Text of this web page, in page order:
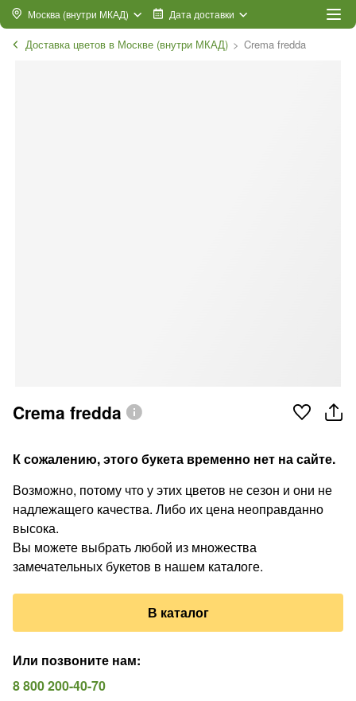
Москва (внутри МКАД) Дата доставки
Доставка цветов в Москве (внутри МКАД) Crema fredda
Crema fredda
К сожалению, этого букета временно нет на сайте.
Возможно, потому что у этих цветов не сезон и они не
надлежащего качества. Либо их цена неоправданно
высока.
Вы можете выбрать любой из множества
замечательных букетов в нашем каталоге.
В каталог
Или позвоните нам:
8 800 200-40-70